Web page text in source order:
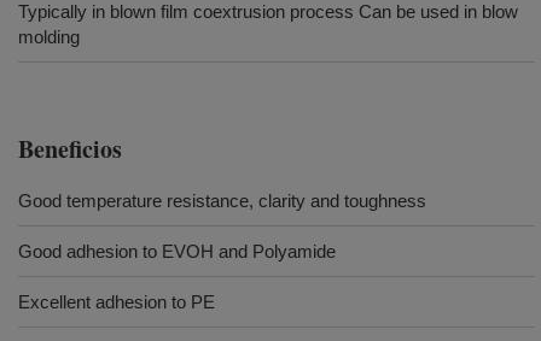
Typically in blown film coextrusion process Can be used in blow
molding
Beneficios
Good temperature resistance, clarity and toughness
Good adhesion to EVOH and Polyamide
Excellent adhesion to PE